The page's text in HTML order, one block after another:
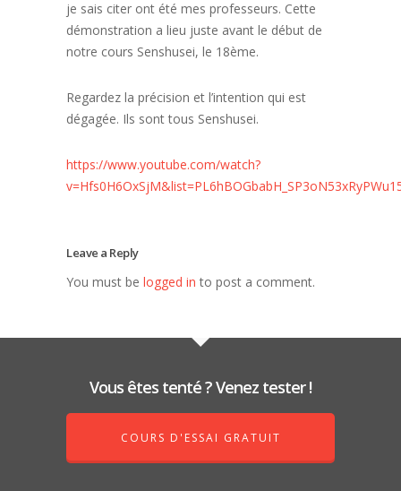
je sais citer ont été mes professeurs. Cette
démonstration a lieu juste avant le début de
notre cours Senshusei, le 18ème.
Regardez la précision et l’intention qui est
dégagée. Ils sont tous Senshusei.
https://www.youtube.com/watch?
Leave a Reply
You must be logged in to post a comment.
Vous êtes tenté ? Venez tester !
COURS D'ESSAI GRATUIT